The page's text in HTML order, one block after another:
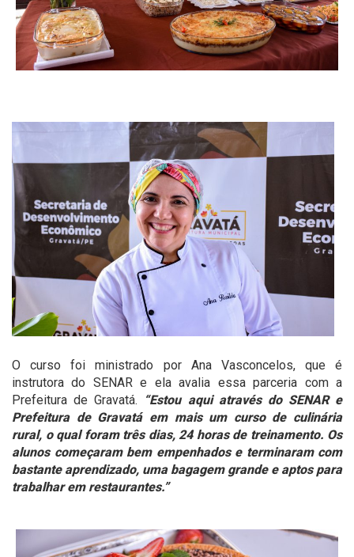
O curso foi ministrado por Ana Vasconcelos, que é
instrutora do SENAR e ela avalia essa parceria com a
Prefeitura de Gravatá.
“Estou aqui através do SENAR e
Prefeitura de Gravatá em mais um curso de culinária
rural, o qual foram três dias, 24 horas de treinamento. Os
alunos começaram bem empenhados e terminaram com
bastante aprendizado, uma bagagem grande e aptos para
trabalhar em restaurantes.”